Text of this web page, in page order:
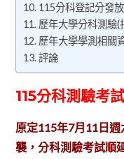
115分科登記分發
歷年大學分科測驗(
歷年大學學測相關
評論
115分科測驗考
原定115年7月11日
襲，分科測驗考試順